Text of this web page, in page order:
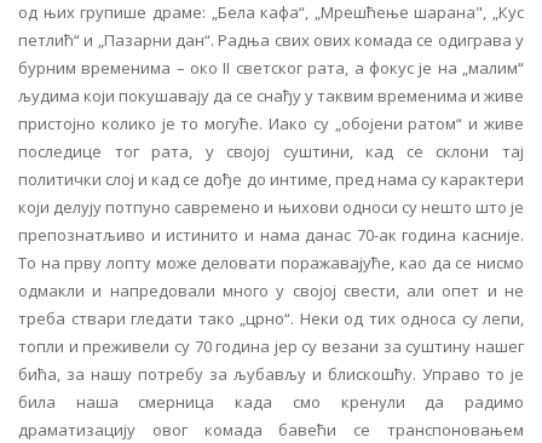
од њих групише драме: „Бела кафа“, „Мрешћење шарана", „Кус
петлић“ и „Пазарни дан“. Радња свих ових комада се одиграва у
бурним временима – око II светског рата, а фокус је на „малим“
људима који покушавају да се снађу у таквим временима и живе
пристојно колико је то могуће. Иако су „обојени ратом“ и живе
последице тог рата, у својој суштини, кад се склони тај
политички слој и кад се дође до интиме, пред нама су карактери
који делују потпуно савремено и њихови односи су нешто што је
препознатљиво и истинито и нама данас 70-ак година касније.
То на прву лопту може деловати поражавајуће, као да се нисмо
одмакли и напредовали много у својој свести, али опет и не
треба ствари гледати тако „црно“. Неки од тих односа су лепи,
топли и преживели су 70 година јер су везани за суштину нашег
бића, за нашу потребу за љубављу и блискошћу. Управо то је
била наша смерница када смо кренули да радимо
драматизацију овог комада бавећи се транспоновањем